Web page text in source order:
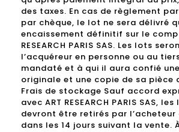
des taxes. En cas de règlement
par chèque, le lot ne sera délivré
encaissement définitif sur le
RESEARCH PARIS SAS. Les lots
l’acquéreur en personne ou au
mandaté et à qui il aura confié
originale et une copie de sa pièce
Frais de stockage Sauf accord
avec ART RESEARCH PARIS SAS,
devront être retirés par
dans les 14 jours suivant la vente.